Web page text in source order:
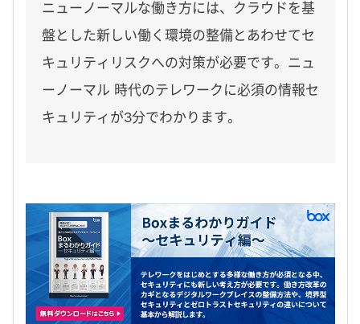
ニューノーマルな働き方には、クラウドを基
盤とした新しい働く環境の整備とあわせてセ
キュリティリスクへの対策が必要です。ニュ
ーノーマル 時代のテレワークに必須の情報セ
キュリティが3分でわかります。